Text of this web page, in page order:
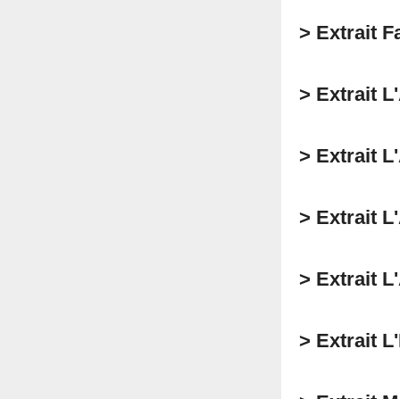
> Extrait
> Extrait
> Extrait
> Extrait
> Extrait
> Extrait